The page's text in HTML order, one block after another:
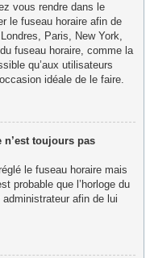
vous rendre dans le
le fuseau horaire afin de
Paris, New York,
fuseau horaire, comme la
qu’aux utilisateurs
idéale de le faire.
n’est toujours pas
le fuseau horaire mais
probable que l’horloge du
afin de lui